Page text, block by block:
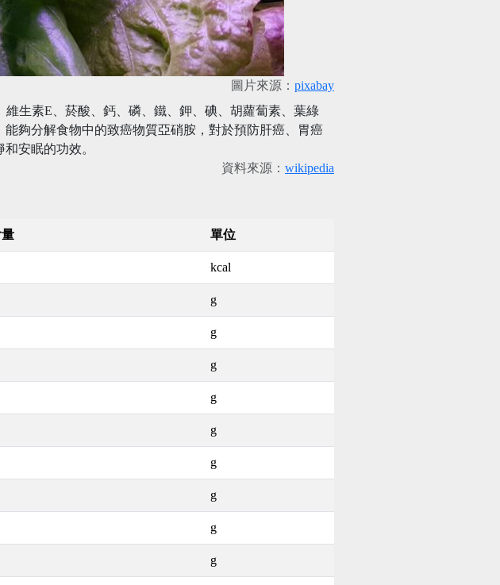
圖片來源： pixabay
生素E、菸酸、鈣、磷、鐵、鉀、碘、胡蘿蔔素、葉綠
夠分解食物中的致癌物質亞硝胺，對於預防肝癌、胃癌
安眠的功效。
資料來源： wikipedia
單位
kcal
g
g
g
g
g
g
g
g
g